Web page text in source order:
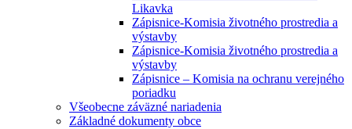
Likavka
Zápisnice-Komisia životného prostredia a
výstavby
Zápisnice-Komisia životného prostredia a
výstavby
Zápisnice – Komisia na ochranu verejného
poriadku
Všeobecne záväzné nariadenia
Základné dokumenty obce